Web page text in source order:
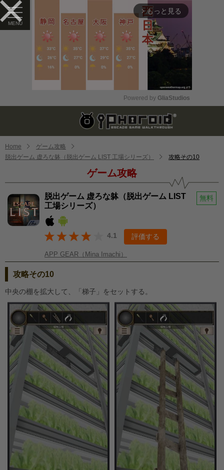
arrow_forward_ios もっと見る
Mute
Powered by GliaStudios
Home
ゲーム攻略
脱出ゲーム 虚ろな躰（脱出ゲーム LIST 工場シリーズ）
攻略その10
ゲーム攻略
脱出ゲーム 虚ろな躰（脱出ゲーム LIST
工場シリーズ）
無料
4.1 評価する
APP GEAR（Mina Imachi）
攻略その10
中央の棚を拡大して、「梯子」をセットする。